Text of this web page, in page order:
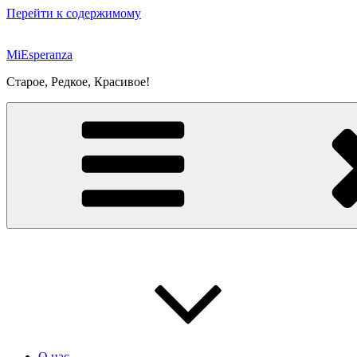
Перейти к содержимому
MiEsperanza
Старое, Редкое, Красивое!